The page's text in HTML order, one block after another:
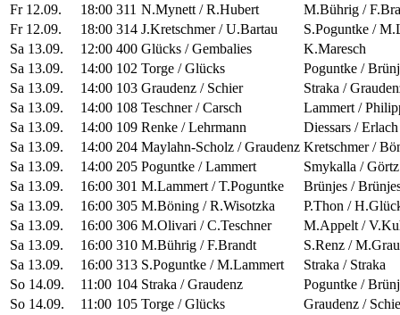
Fr 12.09.
18:00 311 N.Mynett / R.Hubert
M.Bührig /
Fr 12.09.
18:00 314 J.Kretschmer / U.Bartau
S.Poguntke /
Sa 13.09.
12:00 400 Glücks / Gembalies
K.Maresch
Sa 13.09.
14:00 102 Torge / Glücks
Poguntke /
Sa 13.09.
14:00 103 Graudenz / Schier
Straka /
Sa 13.09.
14:00 108 Teschner / Carsch
Lammert /
Sa 13.09.
14:00 109 Renke / Lehrmann
Diessars / Erlach
Sa 13.09.
14:00 204 Maylahn-Scholz / Graudenz Kretschmer /
Sa 13.09.
14:00 205 Poguntke / Lammert
Smykalla / Görtz
Sa 13.09.
16:00 301 M.Lammert / T.Poguntke
Brünjes /
Sa 13.09.
16:00 305 M.Böning / R.Wisotzka
P.Thon /
Sa 13.09.
16:00 306 M.Olivari / C.Teschner
M.Appelt /
Sa 13.09.
16:00 310 M.Bührig / F.Brandt
S.Renz /
Sa 13.09.
16:00 313 S.Poguntke / M.Lammert
Straka / Straka
So 14.09.
11:00 104 Straka / Graudenz
Poguntke /
So 14.09.
11:00 105 Torge / Glücks
Graudenz /